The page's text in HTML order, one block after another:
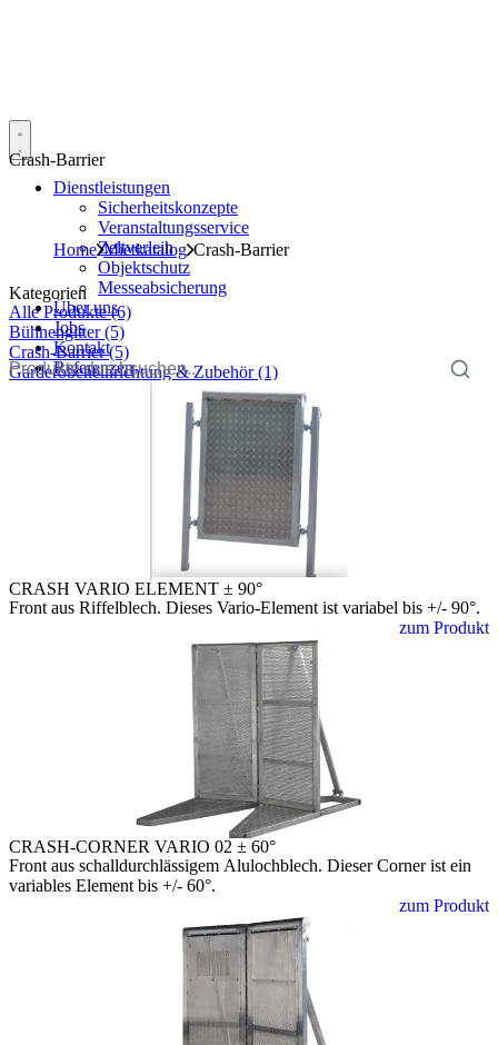
Dienstleistungen
Sicherheits­konzepte
Veranstaltungs­service
Zeltverleih
Objektschutz
Messe­absicherung
Über uns
Jobs
Kontakt
Referenzen
Crash-Barrier
Home Mietkatalog Crash-Barrier
Kategorien
Alle Produkte(6)
Bühnengitter(5)
Crash-Barrier(5)
Garderobeneinrichtung & Zubehör(1)
CRASH VARIO ELEMENT ± 90°
Front aus Riffelblech. Dieses Vario-Element ist variabel bis +/- 90°.
zum Produkt
CRASH-CORNER VARIO 02 ± 60°
Front aus schalldurchlässigem Alulochblech. Dieser Corner ist ein
variables Element bis +/- 60°.
zum Produkt